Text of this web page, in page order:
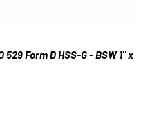
Form D HSS-G - BSW 1" x